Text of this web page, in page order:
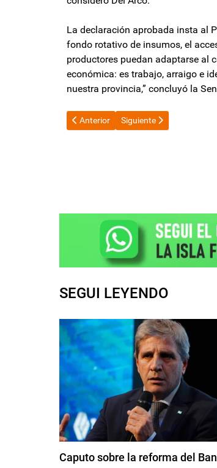
La declaración aprobada insta al
fondo rotativo de insumos, el
productores puedan adaptarse al
económica: es trabajo, arraigo e
nuestra provincia,” concluyó la
Artículo anterior: Ficha Limpia: el
Anterior Artículo siguiente: Las
Siguiente
SEGUI LEYENDO
Caputo sobre la reforma del